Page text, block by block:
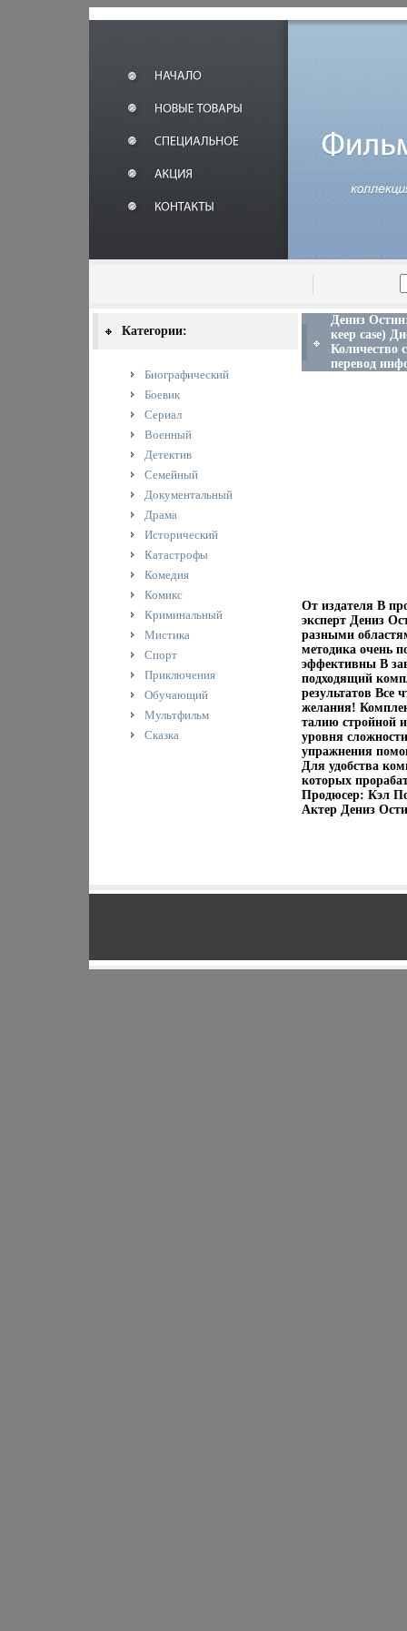
Категории:
Биографический
Боевик
Сериал
Военный
Детектив
Семейный
Документальный
Драма
Исторический
Катастрофы
Комедия
Комикс
Криминальный
Мистика
Спорт
Приключения
Обучающий
Мультфильм
Сказка
Дениз
кеер case)
Количество
перевод
От издателя В
эксперт Дениз
разными
методика очень
эффективны В
подходящий
результатов Все
желания!
талию стройной
уровня
упражнения
Для удобства
которых
Продюсер: Кэл
Актер Дениз